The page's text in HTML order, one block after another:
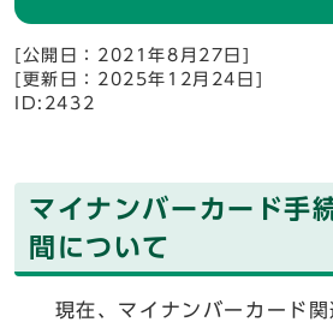
[公開日：2021年8月27日]
[更新日：2025年12月24日]
ID:2432
マイナンバーカード手
間について
現在、マイナンバーカード関